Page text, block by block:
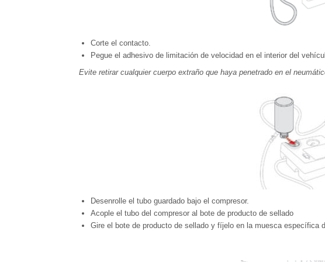
Corte el contacto.
Pegue el adhesivo de limitación de velocidad en el interior del
Evite retirar cualquier cuerpo extraño que haya penetrado en el
Desenrolle el tubo guardado bajo el compresor.
Acople el tubo del compresor al bote de producto de sellado
Gire el bote de producto de sellado y fíjelo en la muesca específica